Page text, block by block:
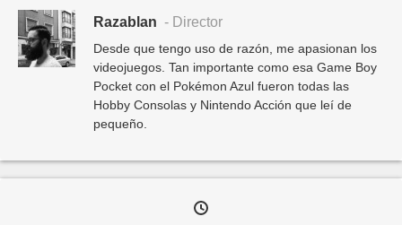
Razablan - Director
Desde que tengo uso de razón, me apasionan los
videojuegos. Tan importante como esa Game Boy
Pocket con el Pokémon Azul fueron todas las
Hobby Consolas y Nintendo Acción que leí de
pequeño.